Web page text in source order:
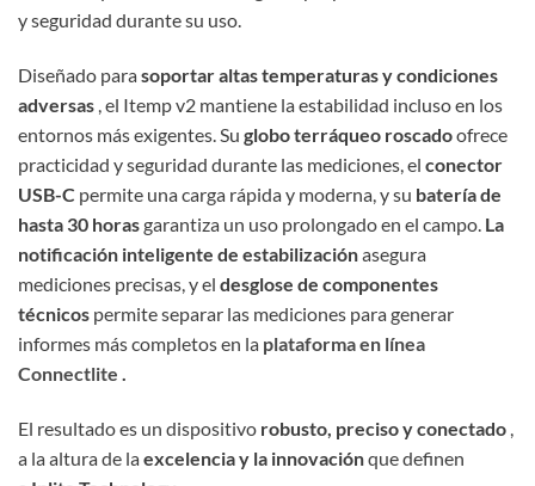
y seguridad durante su uso.
Diseñado parasoportar altas temperaturas y condiciones
adversas , el Itemp v2 mantiene la estabilidad incluso en los
entornos más exigentes. Su globo terráqueo roscadoofrece
practicidad y seguridad durante las mediciones, el conector
USB-C permite una carga rápida y moderna, y su batería de
hasta 30 horasgarantiza un uso prolongado en el campo. La
notificación inteligente de estabilizaciónasegura
mediciones precisas, y el desglose de componentes
técnicos permite separar las mediciones para generar
informes más completos en la plataforma en línea
Connectlite .
El resultado es un dispositivo robusto, preciso y conectado
a la altura de laexcelencia y la innovaciónque definen